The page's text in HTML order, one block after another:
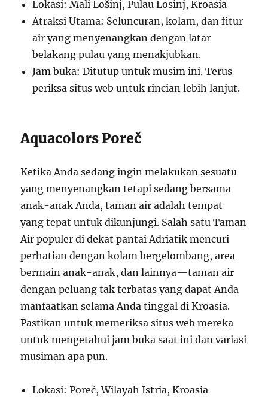
Lokasi: Mali Lošinj, Pulau Losinj, Kroasia
Atraksi Utama: Seluncuran, kolam, dan fitur
air yang menyenangkan dengan latar
belakang pulau yang menakjubkan.
Jam buka: Ditutup untuk musim ini. Terus
periksa situs web untuk rincian lebih lanjut.
Aquacolors Poreč
Ketika Anda sedang ingin melakukan sesuatu
yang menyenangkan tetapi sedang bersama
anak-anak Anda, taman air adalah tempat
yang tepat untuk dikunjungi. Salah satu Taman
Air populer di dekat pantai Adriatik mencuri
perhatian dengan kolam bergelombang, area
bermain anak-anak, dan lainnya—taman air
dengan peluang tak terbatas yang dapat Anda
manfaatkan selama Anda tinggal di Kroasia.
Pastikan untuk memeriksa situs web mereka
untuk mengetahui jam buka saat ini dan variasi
musiman apa pun.
Lokasi: Poreč, Wilayah Istria, Kroasia